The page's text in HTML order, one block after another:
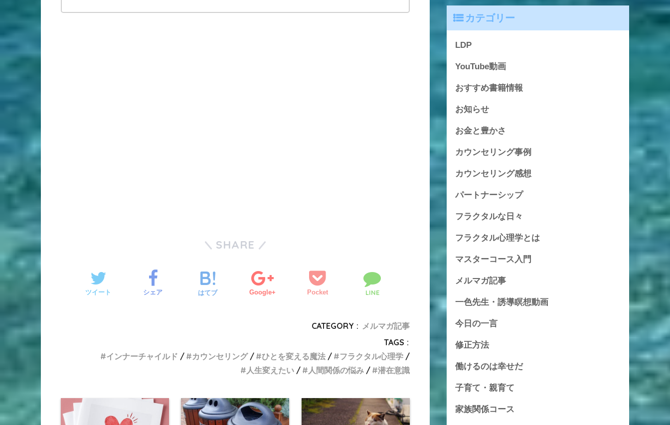
SHARE
ツイート シェア はてブ Google+ Pocket LINE
CATEGORY : メルマガ記事
TAGS :
インナーチャイルド
カウンセリング ひとを変える魔法
フラクタル心理学
人生変えたい
人間関係の悩み 潜在意識
カテゴリー
LDP
YouTube動画
おすすめ書籍情報
お知らせ
お金と豊かさ
カウンセリング事例
カウンセリング感想
パートナーシップ
フラクタルな日々
フラクタル心理学とは
マスターコース入門
メルマガ記事
一色先生・誘導瞑想動画
今日の一言
修正方法
働けるのは幸せだ
子育て・親育て
家族関係コース